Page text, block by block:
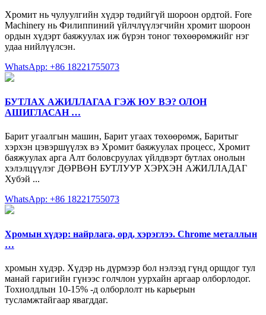
Хромит нь чулуулгийн хүдэр төдийгүй шороон ордтой. Fore
Machinery нь Филиппиний үйлчлүүлэгчийн хромит шороон
ордын хүдэрт баяжуулах иж бүрэн тоног төхөөрөмжийг нэг
удаа нийлүүлсэн.
WhatsApp: +86 18221755073
БУТЛАХ АЖИЛЛАГАА ГЭЖ ЮУ ВЭ? ОЛОН
АШИГЛАСАН …
Барит угаалгын машин, Барит угаах төхөөрөмж, Баритыг
хэрхэн цэвэршүүлэх вэ Хромит баяжуулах процесс, Хромит
баяжуулах арга Алт боловсруулах үйлдвэрт бутлах онолын
хэлэлцүүлэг ДӨРВӨН БУТЛУУР ХЭРХЭН АЖИЛЛАДАГ
Хубэй ...
WhatsApp: +86 18221755073
Хромын хүдэр: найрлага, орд, хэрэглээ. Chrome металлын
…
хромын хүдэр. Хүдэр нь дүрмээр бол нэлээд гүнд оршдог тул
манай гаригийн гүнээс голчлон уурхайн аргаар олборлодог.
Тохиолдлын 10-15% -д олборлолт нь карьерын
тусламжтайгаар явагддаг.